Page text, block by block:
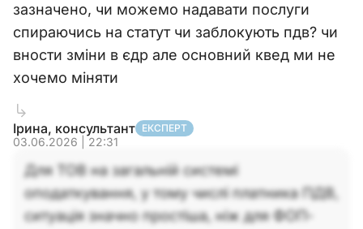
зазначено, чи можемо надавати послуги
спираючись на статут чи заблокують пдв? чи
вности зміни в єдр але основний квед ми не
хочемо міняти
Ірина, консультант ЕКСПЕРТ
03.06.2026 | 22:31
Для ТОВ на загальній системі
оподаткування, у тому числі платника ПДВ,
ситуація значно простіша, ніж для ФОП-